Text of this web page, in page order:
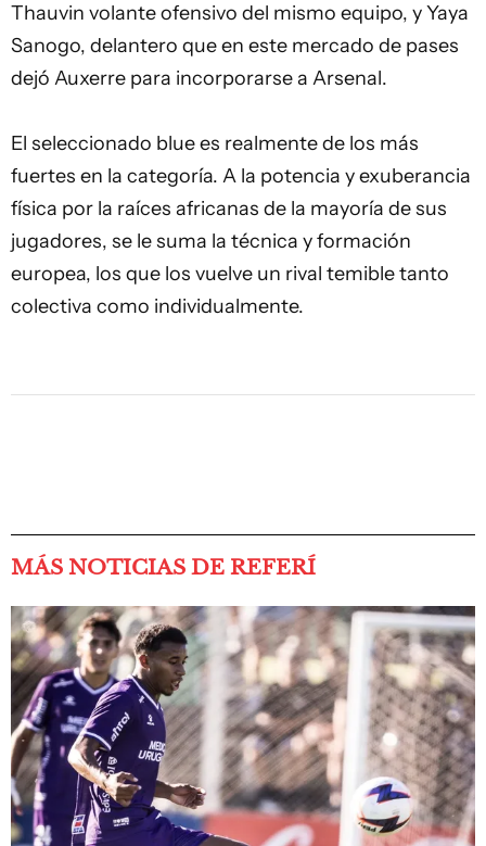
Thauvin volante ofensivo del mismo equipo, y Yaya
Sanogo, delantero que en este mercado de pases
dejó Auxerre para incorporarse a Arsenal.
El seleccionado blue es realmente de los más
fuertes en la categoría. A la potencia y exuberancia
física por la raíces africanas de la mayoría de sus
jugadores, se le suma la técnica y formación
europea, los que los vuelve un rival temible tanto
colectiva como individualmente.
MÁS NOTICIAS DE REFERÍ